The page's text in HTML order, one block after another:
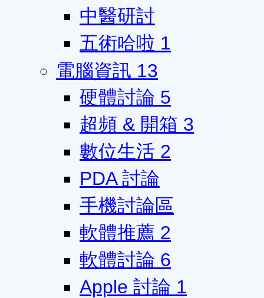
中醫研討
五術哈啦 1
電腦資訊 13
硬體討論 5
超頻 & 開箱 3
數位生活 2
PDA 討論
手機討論區
軟體推薦 2
軟體討論 6
Apple 討論 1